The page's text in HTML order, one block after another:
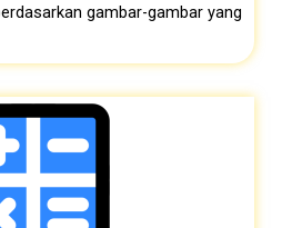
gambar-gambar yang